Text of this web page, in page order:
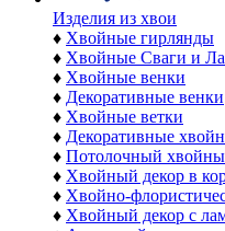
Изделия из хвои
♦ Хвойные гирлянды
♦ Хвойные Сваги и
♦ Хвойные венки
♦ Декоративные венки
♦ Хвойные ветки
♦ Декоративные
♦ Потолочный
♦ Хвойный декор в
♦ Хвойно-
♦ Хвойный декор с